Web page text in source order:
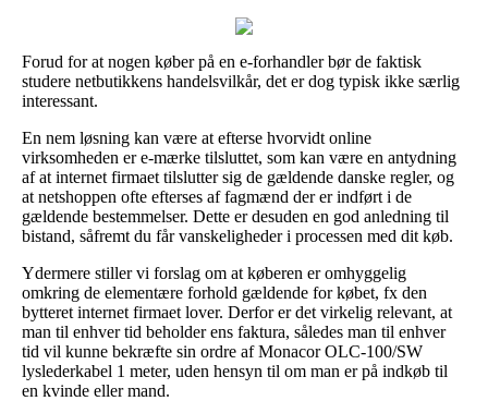
Forud for at nogen køber på en e-forhandler bør de faktisk
studere netbutikkens handelsvilkår, det er dog typisk ikke særlig
interessant.
En nem løsning kan være at efterse hvorvidt online
virksomheden er e-mærke tilsluttet, som kan være en antydning
af at internet firmaet tilslutter sig de gældende danske regler, og
at netshoppen ofte efterses af fagmænd der er indført i de
gældende bestemmelser. Dette er desuden en god anledning til
bistand, såfremt du får vanskeligheder i processen med dit køb.
Ydermere stiller vi forslag om at køberen er omhyggelig
omkring de elementære forhold gældende for købet, fx den
bytteret internet firmaet lover. Derfor er det virkelig relevant, at
man til enhver tid beholder ens faktura, således man til enhver
tid vil kunne bekræfte sin ordre af Monacor OLC-100/SW
lyslederkabel 1 meter, uden hensyn til om man er på indkøb til
en kvinde eller mand.